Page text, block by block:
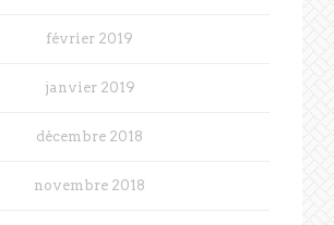
février 2019
janvier 2019
décembre 2018
novembre 2018